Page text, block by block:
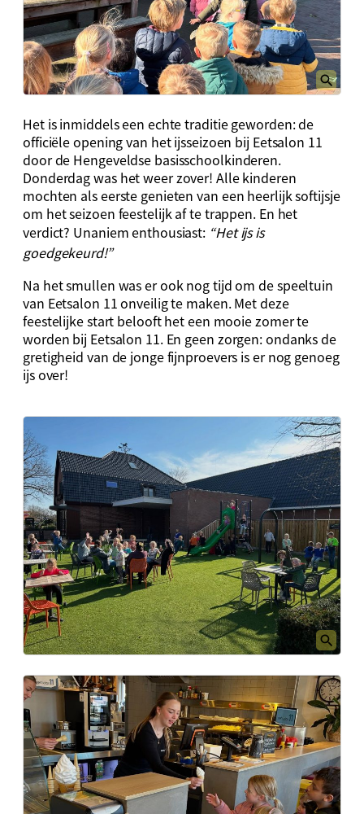
Het is inmiddels een echte traditie geworden: de
officiële opening van het ijsseizoen bij Eetsalon 11
door de Hengeveldse basisschoolkinderen.
Donderdag was het weer zover! Alle kinderen
mochten als eerste genieten van een heerlijk softijsje
om het seizoen feestelijk af te trappen. En het
verdict? Unaniem enthousiast: “Het ijs is
goedgekeurd!”
Na het smullen was er ook nog tijd om de speeltuin
van Eetsalon 11 onveilig te maken. Met deze
feestelijke start belooft het een mooie zomer te
worden bij Eetsalon 11. En geen zorgen: ondanks de
gretigheid van de jonge fijnproevers is er nog genoeg
ijs over!